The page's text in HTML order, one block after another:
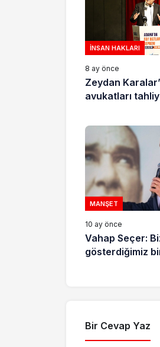
İNSAN HAKLARI
8 ay önce
Zeydan
avukatları
MANŞET
10 ay önce
Vahap Seçer:
gösterdiğimiz
Bir Cevap Yaz